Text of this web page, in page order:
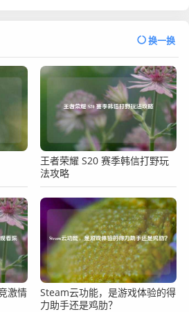
换一换
王者荣耀 S20 赛季韩信打野玩
法攻略
激情
Steam云功能，是游戏体验的得
力助手还是鸡肋？